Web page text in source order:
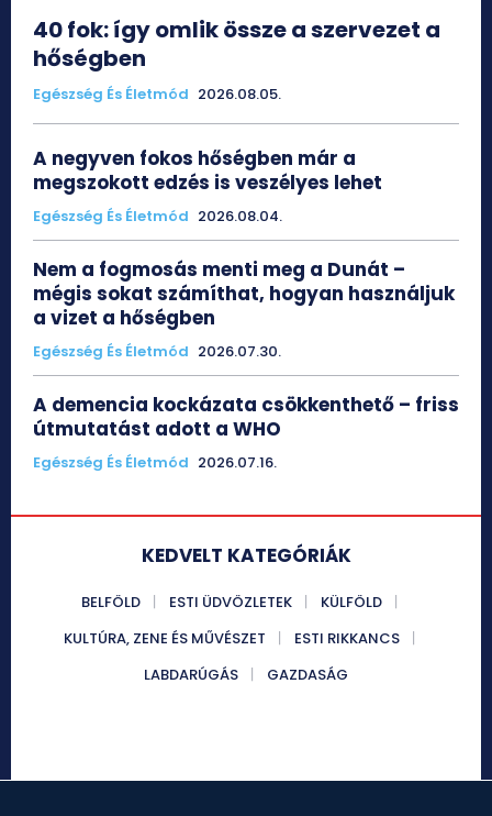
40 fok: így omlik össze a szervezet a
hőségben
Egészség És Életmód 2026.08.05.
A negyven fokos hőségben már a
megszokott edzés is veszélyes lehet
Egészség És Életmód 2026.08.04.
Nem a fogmosás menti meg a Dunát –
mégis sokat számíthat, hogyan használjuk
a vizet a hőségben
Egészség És Életmód 2026.07.30.
A demencia kockázata csökkenthető – friss
útmutatást adott a WHO
Egészség És Életmód 2026.07.16.
KEDVELT KATEGÓRIÁK
BELFÖLD ESTI ÜDVÖZLETEK
KÜLFÖLD
KULTÚRA, ZENE ÉS MŰVÉSZET
ESTI RIKKANCS
LABDARÚGÁS
GAZDASÁG